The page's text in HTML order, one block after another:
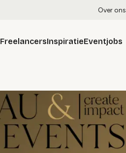
Over ons
FreelancersInspiratieEventjobs